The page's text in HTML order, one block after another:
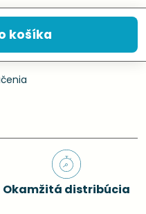
košíka
Okamžitá distribúcia